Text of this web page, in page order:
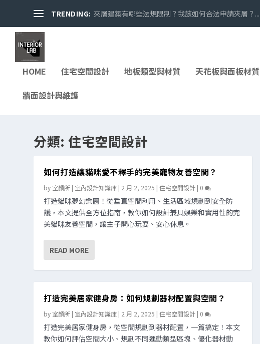
TRENDING: 夾層建築有哪些法規限制？我該如何合法申請夾層？...
HOME 住宅空間設計 地板類型與材質 天花板與面板材質
牆面設計與維護
分類:住宅空間設計
如何打造讓貓咪愛不釋手的完美寵物友善空間？
by 室顏所 | 室內設計知識庫 | 2 月 2, 2025 |住宅空間設計 | 0
打造貓咪夢幻樂園！從垂直空間利用、生活區域規劃到安全防
護，本文提供全方位指南，教你如何設計兼具娛樂和實用性的完
美貓咪友善空間，讓主子開心玩耍、安心休息。
READ MORE
打造完美居家健身房：如何規劃器材配置與空間？
by 室顏所 | 室內設計知識庫 | 2 月 2, 2025 |住宅空間設計 | 0
打造完美居家健身房，從空間規劃到器材配置，一篇搞定！本文
教你如何評估空間大小、規劃不同運動類型區塊、優化器材動